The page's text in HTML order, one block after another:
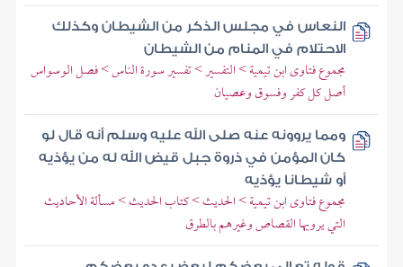
النعاس في مجلس الذكر من الشيطان وكذلك
الاحتلام في المنام من الشيطان
مجموع فتاوى ابن تيمية > التفسير > تفسير سورة الناس > فصل الوسواس
أصل كل كفر وفسوق وعصيان
ومما يروونه عنه صلى الله عليه وسلم أنه قال لو
كان المؤمن في ذروة جبل قيض الله له من يؤذيه
أو شيطانا يؤذيه
مجموع فتاوى ابن تيمية > الحديث > كتاب الحديث > مسألة الأحاديث
التي يرويها القصاص وغيرهم بالطرق